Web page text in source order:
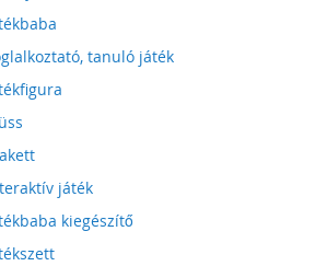
tanuló játék
játék
kiegészítő